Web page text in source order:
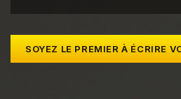
SOYEZ LE PREMIER À ÉCRIRE